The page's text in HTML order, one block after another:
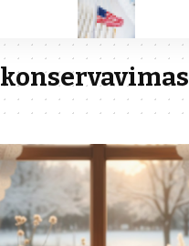
konservavimas